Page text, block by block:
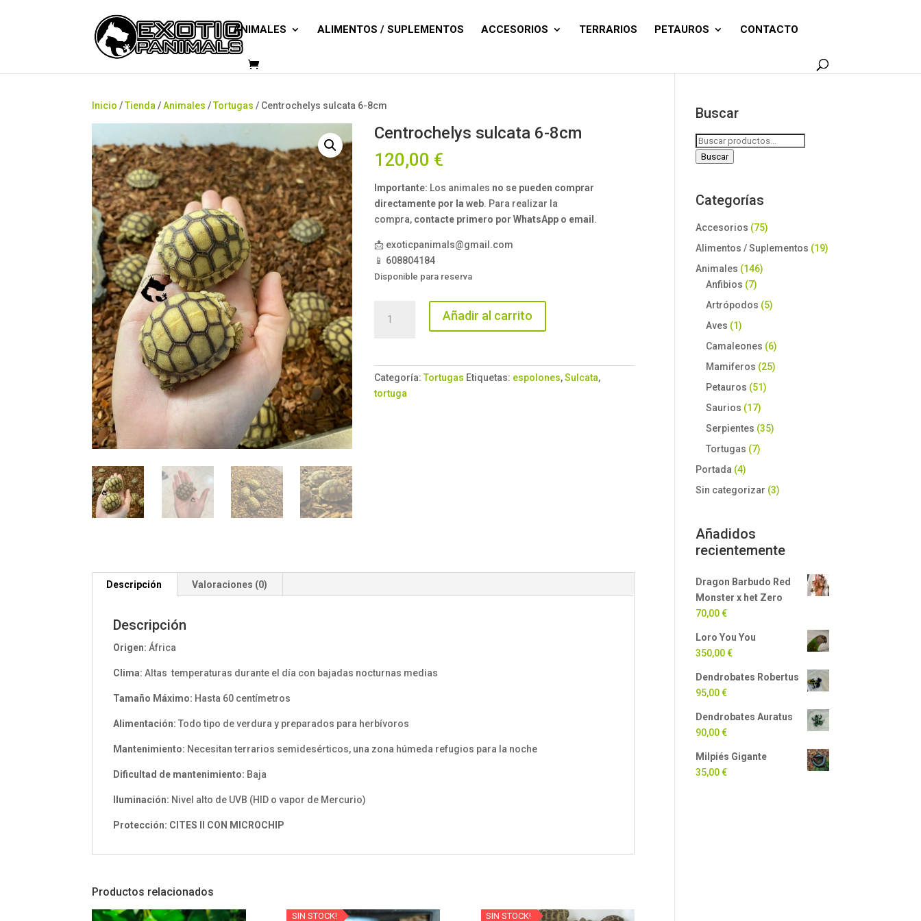
ANIMALES ALIMENTOS / SUPLEMENTOS ACCESORIOS TERRARIOS PETAUROS CONTACTO
productos
Inicio /Tienda /Animales /Tortugas / Centrochelys sulcata 6-8cm
Centrochelys sulcata 6-8cm
120,00 €
Importante: Los animales no se pueden comprar
directamente por la web. Para realizar la
compra, contacte primero por WhatsApp o email .
📩 exoticpanimals@gmail.com
📱 608804184
Disponible para reserva
sulcata
Añadir al carrito
Categoría:Tortugas Etiquetas: espolones,Sulcata,
tortuga
Descripción Valoraciones (0)
Descripción
Origen: África
Clima: Altas temperaturas durante el día con bajadas nocturnas medias
Tamaño Máximo: Hasta 60 centímetros
Alimentación: Todo tipo de verdura y preparados para herbívoros
Mantenimiento: Necesitan terrarios semidesérticos, una zona húmeda refugios para la noche
Dificultad de mantenimiento: Baja
Iluminación: Nivel alto de UVB (HID o vapor de Mercurio)
Protección: CITES II CON MICROCHIP
Productos relacionados
SIN STOCK! SIN STOCK!
Buscar
Buscar
por:
Buscar
Categorías
Accesorios (75)
Alimentos / Suplementos (19)
Animales (146)
Anfibios (7)
Artrópodos (5)
Aves (1)
Camaleones (6)
Mamiferos (25)
Petauros (51)
Saurios (17)
Serpientes (35)
Tortugas (7)
Portada (4)
Sin categorizar (3)
Añadidos
recientemente
Dragon Barbudo Red
Monster x het Zero
70,00€
Loro You You
350,00€
Dendrobates Robertus
95,00€
Dendrobates Auratus
90,00€
Milpiés Gigante
35,00€